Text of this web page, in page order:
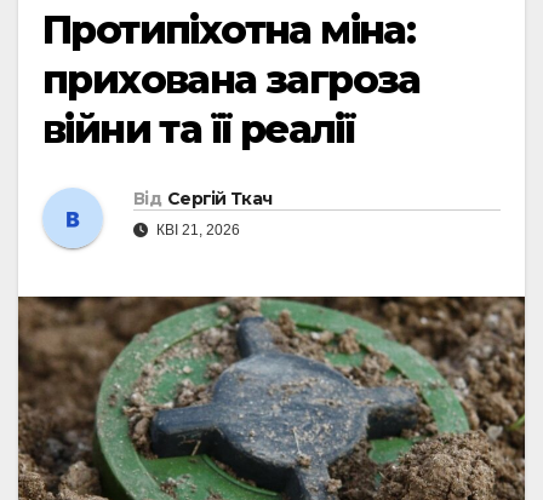
Протипіхотна міна:
прихована загроза
війни та її реалії
Від Сергій Ткач
КВІ 21, 2026